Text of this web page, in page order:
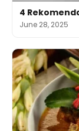
4
June 28, 2025